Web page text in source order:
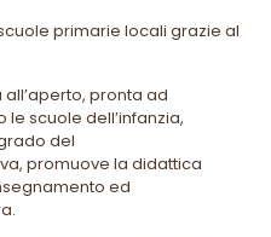
primarie locali grazie al
pronta ad
scuole dell’infanzia,
del
promuove la didattica
ed